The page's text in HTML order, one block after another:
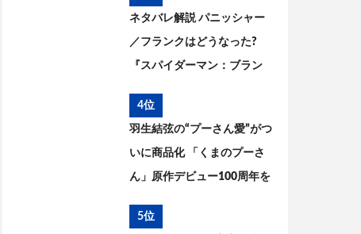
ネタバレ解説 パニッシャー
／フランクはどうなった?
『スパイダーマン：ブラン
までを考察
4位
羽生結弦の“プーさん愛”がつ
いに商品化 「くまのプーさ
ん」原作デビュー100周年を
5位